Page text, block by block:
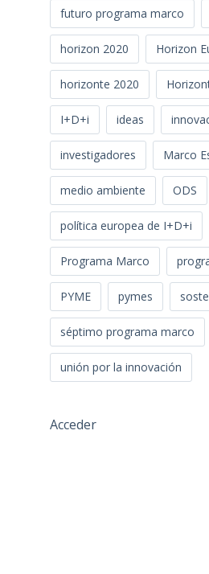
futuro programa marco
horizon 2020 Horizon
horizonte 2020
I+D+i ideas
investigadores Marco
medio ambiente ODS
política europea de I+D+i
Programa Marco
PYME pymes
séptimo programa marco
unión por la innovación
Acceder